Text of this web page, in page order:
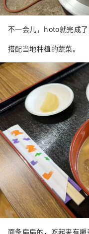
不一会儿，hoto就完成了
搭配当地种植的蔬菜。
面条扁扁的，吃起来有